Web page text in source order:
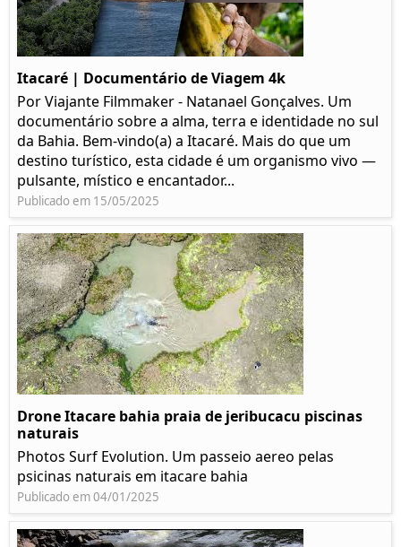
Itacaré | Documentário de Viagem 4k
Por Viajante Filmmaker - Natanael Gonçalves. Um
documentário sobre a alma, terra e identidade no sul
da Bahia. Bem-vindo(a) a Itacaré. Mais do que um
destino turístico, esta cidade é um organismo vivo —
pulsante, místico e encantador...
Publicado em 15/05/2025
Drone Itacare bahia praia de jeribucacu piscinas
naturais
Photos Surf Evolution. Um passeio aereo pelas
psicinas naturais em itacare bahia
Publicado em 04/01/2025